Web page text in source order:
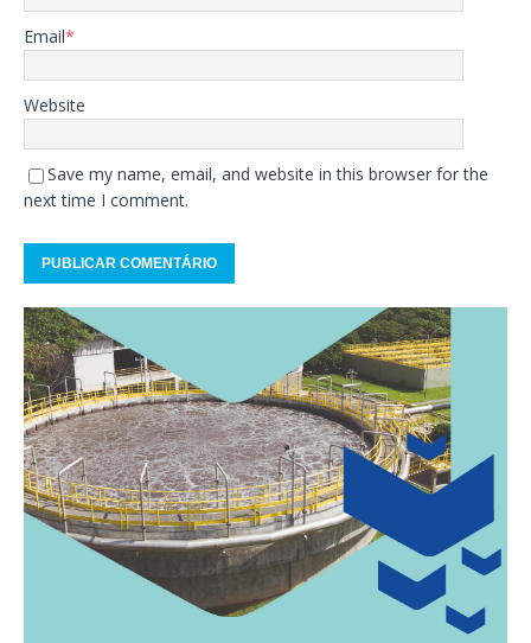
Email*
Website
Save my name, email, and website in this browser for the
next time I comment.